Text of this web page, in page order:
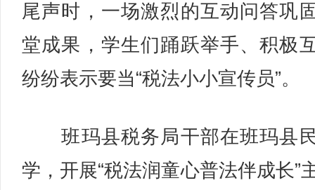
尾声时，一场激烈的互动问答巩
堂成果，学生们踊跃举手、积极
纷纷表示要当“税法小小宣传员”。
班玛县税务局干部在班玛县
学，开展“税法润童心普法伴成长”